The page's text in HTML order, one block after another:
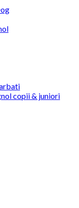
copii & juniori